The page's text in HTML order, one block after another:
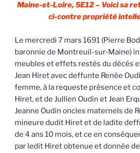
Maine-et-Loire, 5E12 – Voici sa
ci-contre propriété
Le mercredi 7 mars 1691 (Pierre
baronnie de Montreuil-sur-Maine)
meubles et effets restés du décés
Jean Hiret avec deffunte Renée
femme, à la requeste présence et
Hiret, et de Jullien Oudin et Jean
Jeanne Oudin oncles maternels de
mineure dudit Hiret et de ladite
de 4 ans 10 mois, et ce en
par ledit Hiret obtenue et donnée